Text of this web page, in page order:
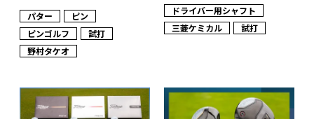
パター
ピン
ピンゴルフ
試打
野村タケオ
ドライバー用シャフト
三菱ケミカル
試打